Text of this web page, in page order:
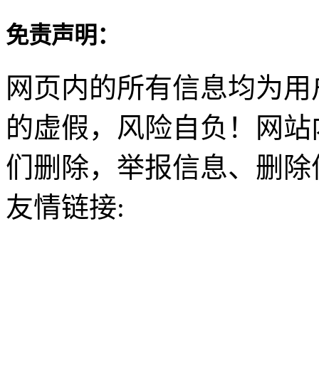
免责声明：
网页内的所有信息均为
的虚假，风险自负！网
们删除，举报信息、删
友情链接: